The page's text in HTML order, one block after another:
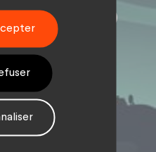
le Club